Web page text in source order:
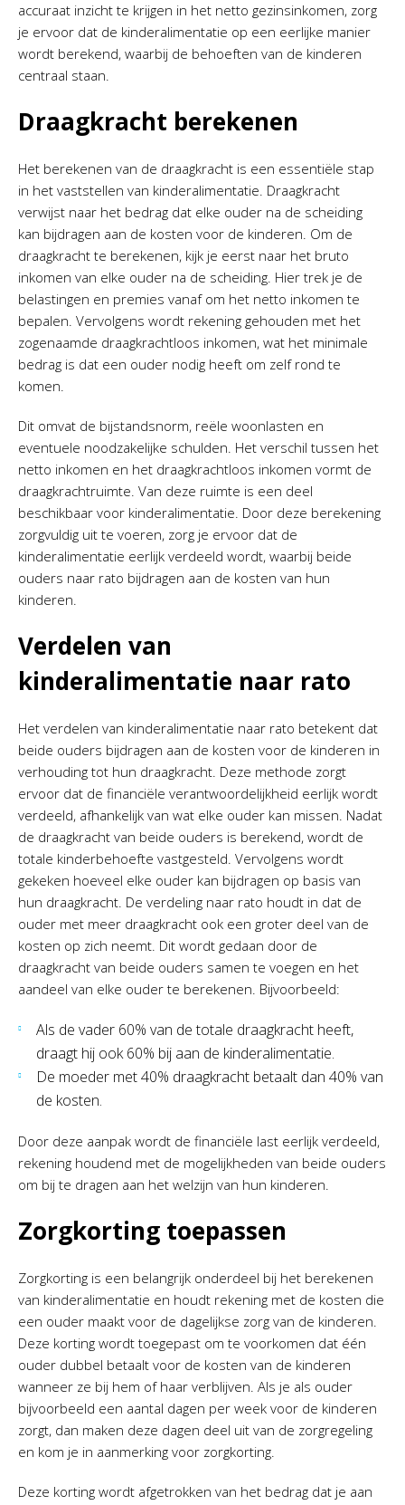
accuraat inzicht te krijgen in het netto gezinsinkomen, zorg
je ervoor dat de kinderalimentatie op een eerlijke manier
wordt berekend, waarbij de behoeften van de kinderen
centraal staan.
Draagkracht berekenen
Het berekenen van de draagkracht is een essentiële stap
in het vaststellen van kinderalimentatie. Draagkracht
verwijst naar het bedrag dat elke ouder na de scheiding
kan bijdragen aan de kosten voor de kinderen. Om de
draagkracht te berekenen, kijk je eerst naar het bruto
inkomen van elke ouder na de scheiding. Hier trek je de
belastingen en premies vanaf om het netto inkomen te
bepalen. Vervolgens wordt rekening gehouden met het
zogenaamde draagkrachtloos inkomen, wat het minimale
bedrag is dat een ouder nodig heeft om zelf rond te
komen.
Dit omvat de bijstandsnorm, reële woonlasten en
eventuele noodzakelijke schulden. Het verschil tussen het
netto inkomen en het draagkrachtloos inkomen vormt de
draagkrachtruimte. Van deze ruimte is een deel
beschikbaar voor kinderalimentatie. Door deze berekening
zorgvuldig uit te voeren, zorg je ervoor dat de
kinderalimentatie eerlijk verdeeld wordt, waarbij beide
ouders naar rato bijdragen aan de kosten van hun
kinderen.
Verdelen van
kinderalimentatie naar rato
Het verdelen van kinderalimentatie naar rato betekent dat
beide ouders bijdragen aan de kosten voor de kinderen in
verhouding tot hun draagkracht. Deze methode zorgt
ervoor dat de financiële verantwoordelijkheid eerlijk wordt
verdeeld, afhankelijk van wat elke ouder kan missen. Nadat
de draagkracht van beide ouders is berekend, wordt de
totale kinderbehoefte vastgesteld. Vervolgens wordt
gekeken hoeveel elke ouder kan bijdragen op basis van
hun draagkracht. De verdeling naar rato houdt in dat de
ouder met meer draagkracht ook een groter deel van de
kosten op zich neemt. Dit wordt gedaan door de
draagkracht van beide ouders samen te voegen en het
aandeel van elke ouder te berekenen. Bijvoorbeeld:
Als de vader 60% van de totale draagkracht heeft,
draagt hij ook 60% bij aan de kinderalimentatie.
De moeder met 40% draagkracht betaalt dan 40% van
de kosten.
Door deze aanpak wordt de financiële last eerlijk verdeeld,
rekening houdend met de mogelijkheden van beide ouders
om bij te dragen aan het welzijn van hun kinderen.
Zorgkorting toepassen
Zorgkorting is een belangrijk onderdeel bij het berekenen
van kinderalimentatie en houdt rekening met de kosten die
een ouder maakt voor de dagelijkse zorg van de kinderen.
Deze korting wordt toegepast om te voorkomen dat één
ouder dubbel betaalt voor de kosten van de kinderen
wanneer ze bij hem of haar verblijven. Als je als ouder
bijvoorbeeld een aantal dagen per week voor de kinderen
zorgt, dan maken deze dagen deel uit van de zorgregeling
en kom je in aanmerking voor zorgkorting.
Deze korting wordt afgetrokken van het bedrag dat je aan